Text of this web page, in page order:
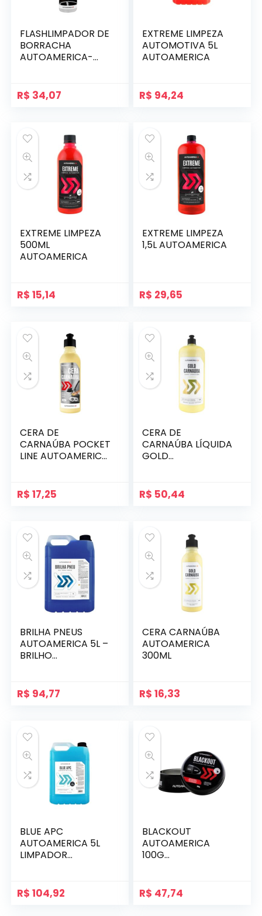
FLASHLIMPADOR DE
BORRACHA
AUTOAMERICA-
R$ 34,07
EXTREME LIMPEZA
AUTOMOTIVA 5L
AUTOAMERICA
R$ 94,24
EXTREME LIMPEZA
500ML
AUTOAMERICA
R$ 15,14
EXTREME LIMPEZA
1,5L AUTOAMERICA
R$ 29,65
CERA DE
CARNAÚBA POCKET
LINE AUTOAMERICA
R$ 17,25
CERA DE
CARNAÚBA LÍQUIDA
GOLD
R$ 50,44
BRILHA PNEUS
AUTOAMERICA 5L –
BRILHO
R$ 94,77
CERA CARNAÚBA
AUTOAMERICA
300ML
R$ 16,33
BLUE APC
AUTOAMERICA 5L
LIMPADOR
R$ 104,92
BLACKOUT
AUTOAMERICA
100G
ESCUROS
R$ 47,74